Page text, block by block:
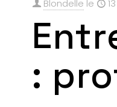
Blondelle le
: